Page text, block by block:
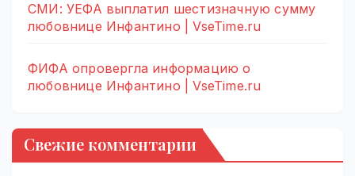
СМИ: УЕФА выплатил шестизначную сумму
любовнице Инфантино | VseTime.ru
ФИФА опровергла информацию о
любовнице Инфантино | VseTime.ru
Свежие комментарии